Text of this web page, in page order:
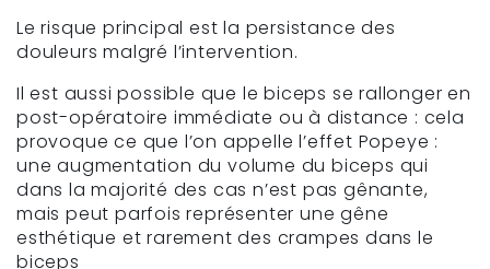
Le risque principal est la persistance des
douleurs malgré l’intervention.
Il est aussi possible que le biceps se rallonger en
post-opératoire immédiate ou à distance : cela
provoque ce que l’on appelle l’effet Popeye :
une augmentation du volume du biceps qui
dans la majorité des cas n’est pas gênante,
mais peut parfois représenter une gêne
esthétique et rarement des crampes dans le
biceps